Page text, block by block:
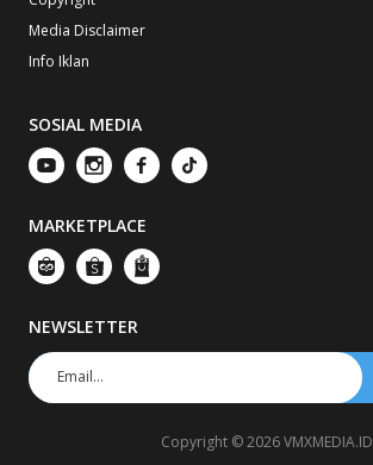
Media Disclaimer
Info Iklan
SOSIAL MEDIA
MARKETPLACE
NEWSLETTER
Copyright © 2026 VMXMEDIA.ID